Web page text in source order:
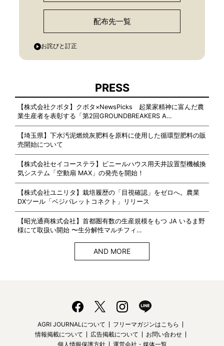
配布先一覧
お詫びと訂正
PRESS
【株式会社クボタ】クボタ×NewsPicks 起業家精神に富んだ農
業生産者を表彰する「第2回GROUNDBREAKERS A…
【埼玉県】下水汚泥燃焼灰肥料を原料に使用した循環型肥料の販
売開始について
【株式会社セイコーステラ】ビニールハウス用天井設置型機械換
気システム「空動扇 MAX」の発売を開始！
【株式会社ユニリタ】栽培履歴の「目視確認」をゼロへ。農業
DXツール「ベジパレットコネクト」リリース
【昭光通商株式会社】首都圏有数の生産規模をもつ JA いるま野
様にて取扱い開始 〜生分解性マルチフィ…
AND MORE
AGRI JOURNALについて
フリーマガジンはこちら
情報掲載について
広告掲載について
お問い合わせ
個人情報保護方針
運営会社・媒体一覧